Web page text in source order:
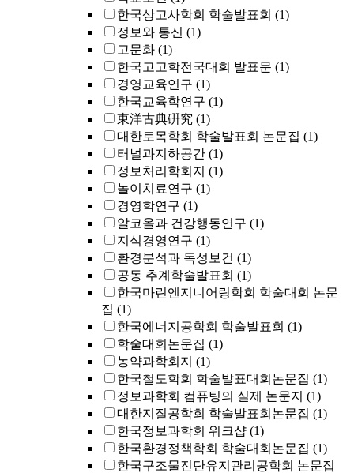
한국상고사학회 학술발표회 (1)
정보와 통신 (1)
고문화 (1)
한국고고학전국대회 발표문 (1)
경영교육연구 (1)
한국교육학연구 (1)
東洋古典硏究 (1)
대한토목학회 학술발표회 논문집 (1)
터널과지하공간 (1)
정보처리학회지 (1)
놀이치료연구 (1)
경영학연구 (1)
알코올과 건강행동연구 (1)
지식경영연구 (1)
환경분석과 독성보건 (1)
공동 추계학술발표회 (1)
한국마린엔지니어링학회 학술대회 논문
집 (1)
한국에너지공학회 학술발표회 (1)
학술대회논문집 (1)
농약과학회지 (1)
한국철도학회 학술발표대회논문집 (1)
정보과학회 컴퓨팅의 실제 논문지 (1)
대한지질공학회 학술발표회논문집 (1)
한국정보과학회 워크샵 (1)
한국환경정책학회 학술대회논문집 (1)
한국구조물진단유지관리공학회 논문집